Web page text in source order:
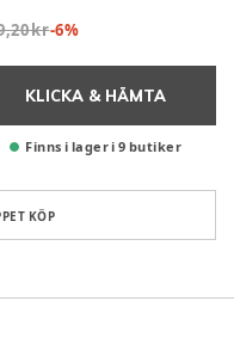
kr-6%
KLICKA & HÄMTA
Finns i lager i 9 butiker
KÖP